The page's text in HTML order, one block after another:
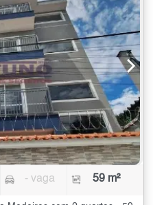
- vaga 59 m²